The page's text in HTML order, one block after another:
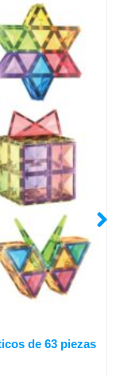
de 63 piezas